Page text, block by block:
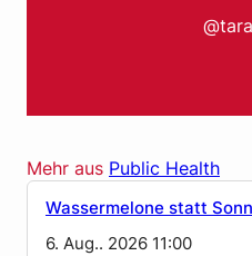
Mehr aus Public Health
Wassermelone statt
6. Aug.. 2026 11:00